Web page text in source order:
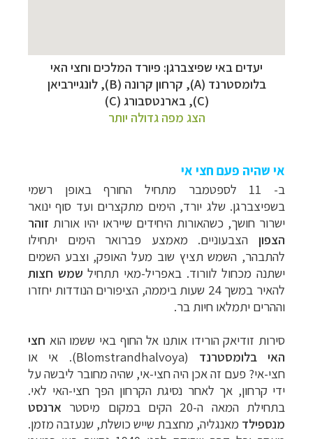
יעדים באי שפיצברגן: פיורד המלכים וחצי האי
בלומסטרנד (A), קרחון קרונה (B),
לונגיירביאן
(C)
,בארנטסבורג (C
)
הצג מפה גדולה יותר
אי שהיה פעם חצי אי
ב- 11 לספטמבר מתחיל החורף באופן רשמי
בשפיצברגן. שלג יורד, הימים מתקצרים ועד סוף ינואר
ישרור חושך, כשהאורות היחידים שייראו יהיו אורות זוהר
הצפון הצבעוניים. מאמצע פברואר הימים יתחילו
להתבהר, השמש תציץ שוב מעל האופק, וצבע השמים
ישתנה מכחול לוורוד. באפריל-מאי תתחיל שמש חצות
להאיר במשך 24 שעות ביממה, הציפורים הנודדות יחזרו
וההרים יתמלאו חיות בר.
סירות זודיאק הורידו אותנו אל החוף באי ששמו הוא חצי
האי בלומסטרנד (
Blomstrandhalvoya
). אי או
חצי-אי? פעם זה אכן היה חצי-אי, שהיה מחובר ליבשה על
ידי קרחון, אך לאחר נסיגת הקרחון הפך חצי-האי לאי.
בתחילת המאה ה-20 הקים במקום מיסטר
ארנסט
מנספילד מאנגליה, מחצבת שייש כושלת, שנעזבה מזמן.